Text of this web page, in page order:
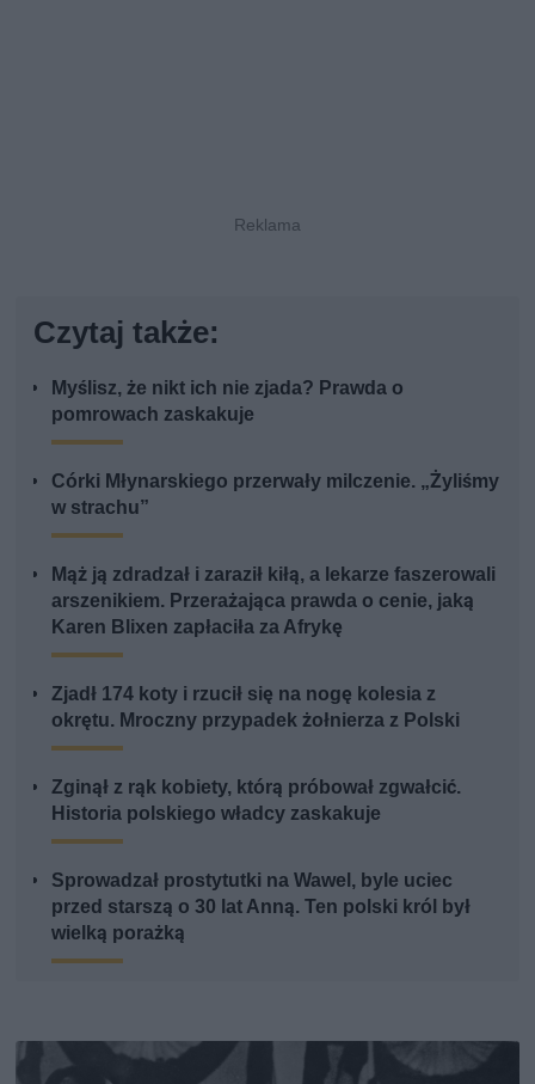
Czytaj także:
Myślisz, że nikt ich nie zjada? Prawda o
pomrowach zaskakuje
Córki Młynarskiego przerwały milczenie. „Żyliśmy
w strachu”
Mąż ją zdradzał i zaraził kiłą, a lekarze faszerowali
arszenikiem. Przerażająca prawda o cenie, jaką
Karen Blixen zapłaciła za Afrykę
Zjadł 174 koty i rzucił się na nogę kolesia z
okrętu. Mroczny przypadek żołnierza z Polski
Zginął z rąk kobiety, którą próbował zgwałcić.
Historia polskiego władcy zaskakuje
Sprowadzał prostytutki na Wawel, byle uciec
przed starszą o 30 lat Anną. Ten polski król był
wielką porażką